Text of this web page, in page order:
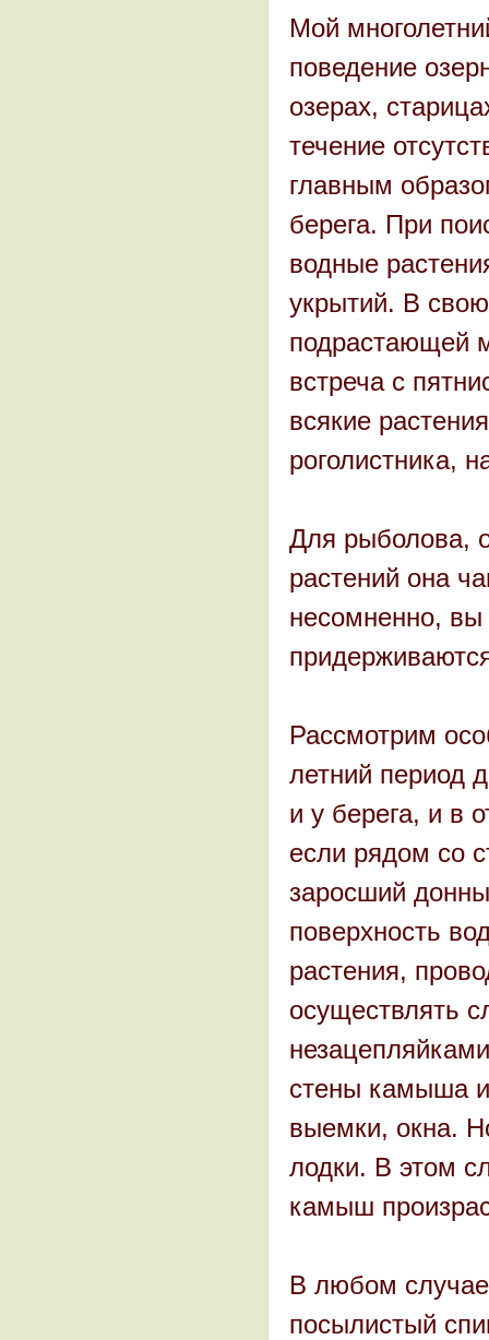
Мой
поведение
озерах,
течение
главным
берега. При
водные
укрытий. В
подрастающей
встреча с
всякие
роголистника,
Для рыболова,
растений она
несомненно, вы
Рассмотрим
летний период
и у берега, и в
если рядом со
заросший
поверхность
растения,
осуществлять
стены камыша
выемки, окна.
лодки. В этом
камыш
В любом случае
посылистый